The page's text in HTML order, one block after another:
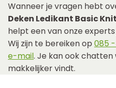
Wanneer je vragen hebt
Deken Ledikant Basic
helpt een van onze
Wij zijn te bereiken op 085 -
e-mail. Je kan ook chatten
makkelijker vindt.